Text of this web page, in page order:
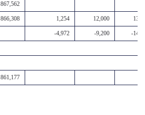
867,562
866,308 1,254 12,000
-4,972 -9,200 -
861,177